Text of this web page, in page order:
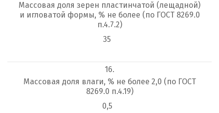
Массовая доля зерен пластинчатой (лещадной)
и игловатой формы, % не более (по ГОСТ 8269.0
п.4.7.2)
35
16.
Массовая доля влаги, % не более 2,0 (по ГОСТ
8269.0 п.4.19)
0,5